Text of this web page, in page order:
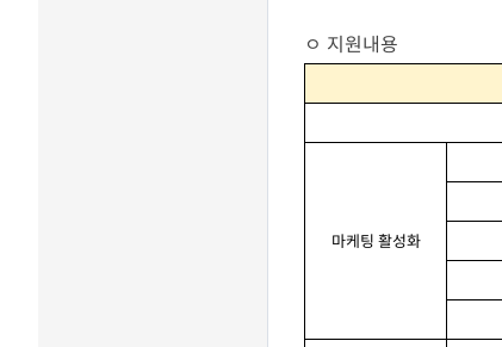
ㅇ 지원내용
마케팅 활성화